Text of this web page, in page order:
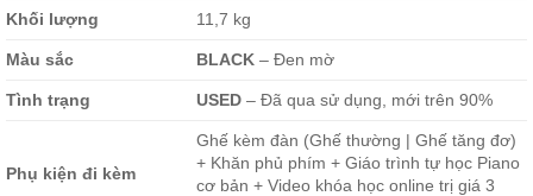
Khối lượng 11,7 kg
Màu sắc BLACK – Đen mờ
Tình trạng USED – Đã qua sử dụng, mới trên 90%
Phụ kiện đi kèm
Ghế kèm đàn (Ghế thường | Ghế tăng đơ)
+ Khăn phủ phím + Giáo trình tự học Piano
cơ bản + Video khóa học online trị giá 3